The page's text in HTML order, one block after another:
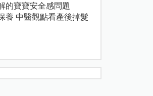
的寶寶安全感問題
養 中醫觀點看產後掉髮